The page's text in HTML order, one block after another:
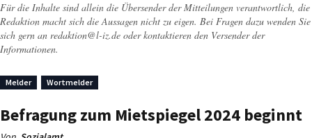
Für die Inhalte sind allein die Übersender der Mitteilungen verantwortlich, die
Redaktion macht sich die Aussagen nicht zu eigen. Bei Fragen dazu wenden Sie
sich gern an redaktion@l-iz.de oder kontaktieren den Versender der
Informationen.
Melder Wortmelder
Befragung zum Mietspiegel 2024 beginnt